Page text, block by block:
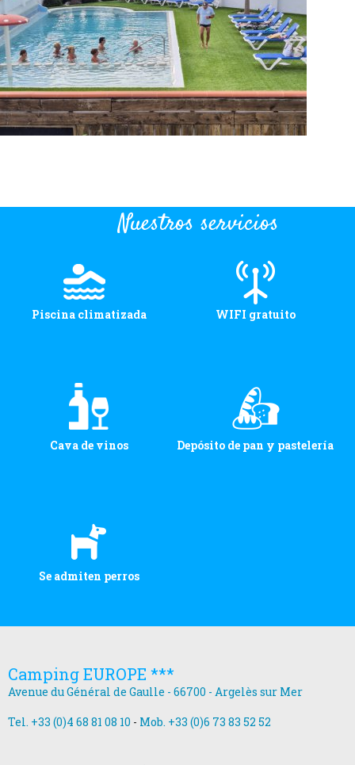
Nuestros servicios
Piscina climatizada WIFI gratuito
Cava de vinos Depósito de pan y pastelería
Se admiten perros
Camping EUROPE ***
Avenue du Général de Gaulle - 66700 - Argelès sur Mer
Tel. +33 (0)4 68 81 08 10 - Mob. +33 (0)6 73 83 52 52